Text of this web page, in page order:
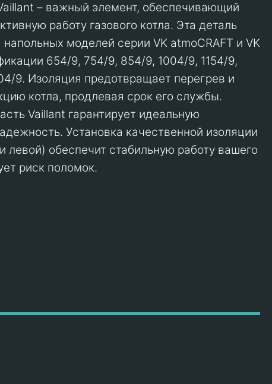
– важный элемент, обеспечивающий
работу газового котла. Эта деталь
моделей серии VK atmoCRAFT и VK
654/9, 754/9, 854/9, 1004/9, 1154/9,
9. Изоляция предотвращает перегрев и
котла, продлевая срок его службы.
Vaillant гарантирует идеальную
Установка качественной изоляции
левой) обеспечит стабильную работу вашего
риск поломок.